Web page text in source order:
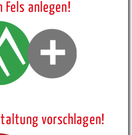
Fels anlegen!
vorschlagen!